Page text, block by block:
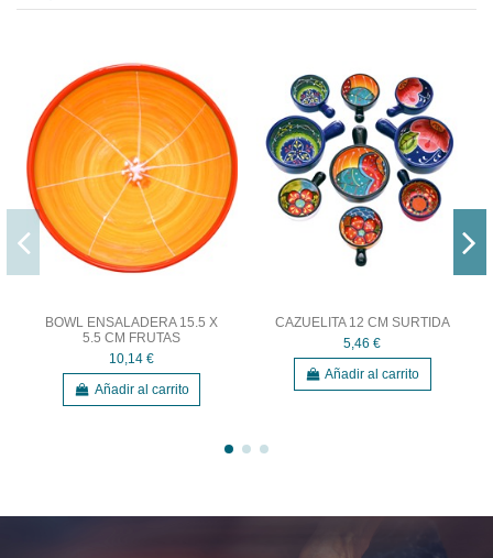
BOWL ENSALADERA 15.5 X
5.5 CM FRUTAS
10,14 €
Añadir al carrito
CAZUELITA 12 CM SURTIDA
5,46 €
Añadir al carrito